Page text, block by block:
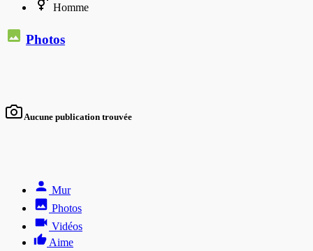
Homme
Photos
Aucune publication trouvée
Mur
Photos
Vidéos
Aime